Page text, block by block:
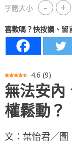
字體大小 - +
喜歡嗎？快按讚、留
4.6 (9)
無法安
權鬆動？
文：葉怡君／圖